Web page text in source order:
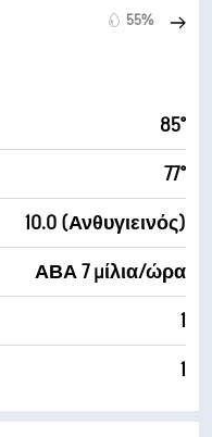
55%
85°
77°
10.0 (Ανθυγιεινός)
ΑΒΑ 7 μίλια/ώρα
1
1